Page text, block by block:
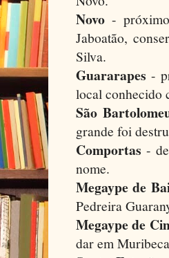
Novo -
Jaboatão,
Silva.
Guararapes -
local conhecido
São
grande foi
Comportas -
nome.
Megaype de
Pedreira
Megaype de
dar em